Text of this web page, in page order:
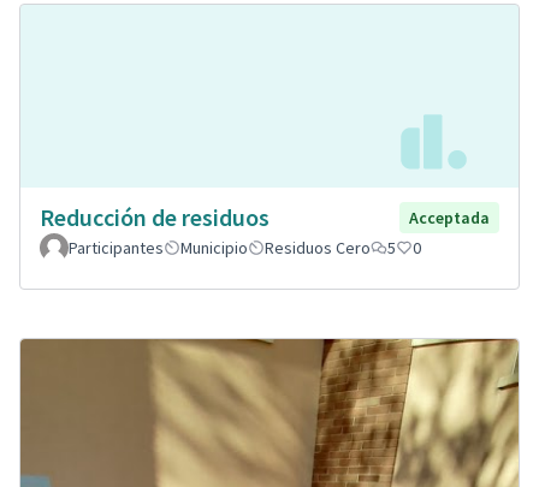
Reducción de residuos
Acceptada
Participantes
Municipio Residuos Cero 5 0